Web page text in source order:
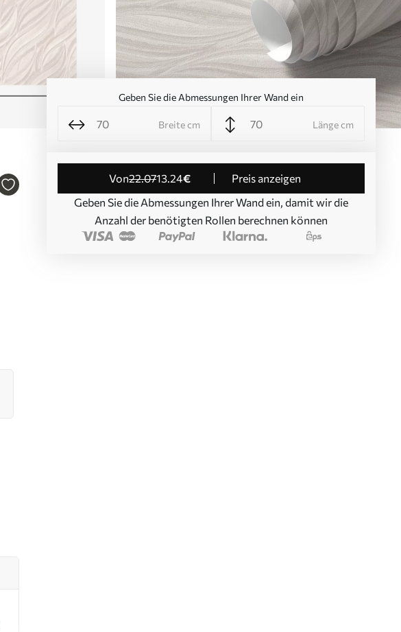
Geben Sie die Abmessungen Ihrer Wand ein
Breite cm Länge cm
von22.0713.24€
Preis anzeigen
Geben Sie die Abmessungen Ihrer Wand ein, damit wir die
Anzahl der benötigten Rollen berechnen können